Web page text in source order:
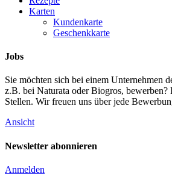
Karten
Kundenkarte
Geschenkkarte
Jobs
Sie möchten sich bei einem Unternehmen
z.B. bei Naturata oder Biogros,
Stellen. Wir freuen uns über jede
Ansicht
Newsletter abonnieren
Anmelden